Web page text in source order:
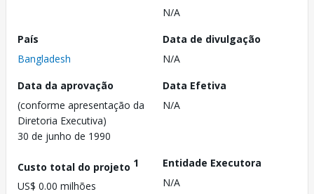
N/A
País
Bangladesh
Data de divulgação
N/A
Data da aprovação
(conforme apresentação da
Diretoria Executiva)
30 de junho de 1990
Data Efetiva
N/A
Custo total do projeto 1
US$ 0.00 milhões
Entidade Executora
N/A